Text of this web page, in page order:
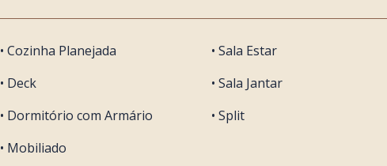
• Cozinha Planejada
• Deck
• Dormitório com Armário
• Mobiliado
• Sala Estar
• Sala Jantar
• Split